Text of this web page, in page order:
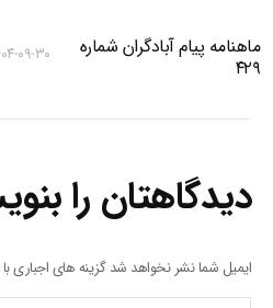
ماهنامه پیام آبادگران شماره
۴۲۹
۱۴۰۴-۰۹-
دیدگاهتان را
ایمیل شما نشر نخواهد شد گزینه های